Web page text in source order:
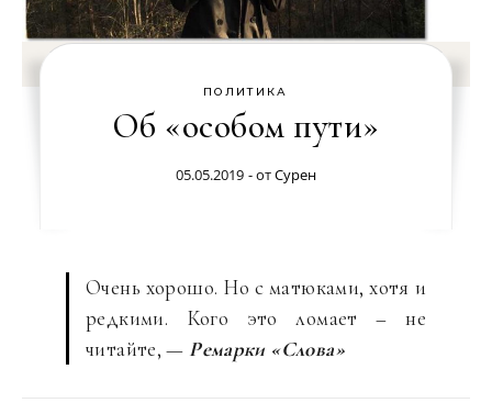
ПОЛИТИКА
Об «особом пути»
05.05.2019 - отСурен
Очень хорошо. Но с матюками, хотя и
редкими. Кого это ломает – не
читайте, — Ремарки «Слова»